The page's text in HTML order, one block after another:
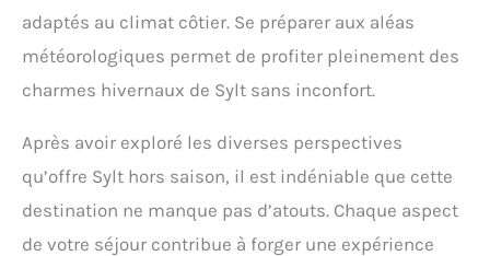
adaptés au climat côtier. Se préparer aux aléas
météorologiques permet de profiter pleinement des
charmes hivernaux de Sylt sans inconfort.
Après avoir exploré les diverses perspectives
qu’offre Sylt hors saison, il est indéniable que cette
destination ne manque pas d’atouts. Chaque aspect
de votre séjour contribue à forger une expérience